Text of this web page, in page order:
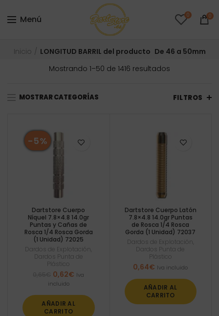
Menú 0 0
Inicio LONGITUD BARRIL del producto De 46 a 50mm
Mostrando 1–50 de 1416 resultados
bajo
MOSTRAR CATEGORÍAS FILTROS
-5%
Dartstore Cuerpo
Níquel 7.8×4.8 14.0gr
Puntas y Cañas de
Rosca 1/4 Rosca Gorda
(1 Unidad) 72025
Dardos de Explotación
Dardos Punta de
Plástico
El
precio
era:
0,65€.
0,62€ El
0,62€.
Iva
incluido
AÑADIR AL
CARRITO
Dartstore Cuerpo Latón
7.8×4.8 14.0gr Puntas
de Rosca 1/4 Rosca
Gorda (1 Unidad) 72037
Dardos de Explotación
Dardos Punta de
Plástico
0,64€ Iva incluido
AÑADIR AL
CARRITO